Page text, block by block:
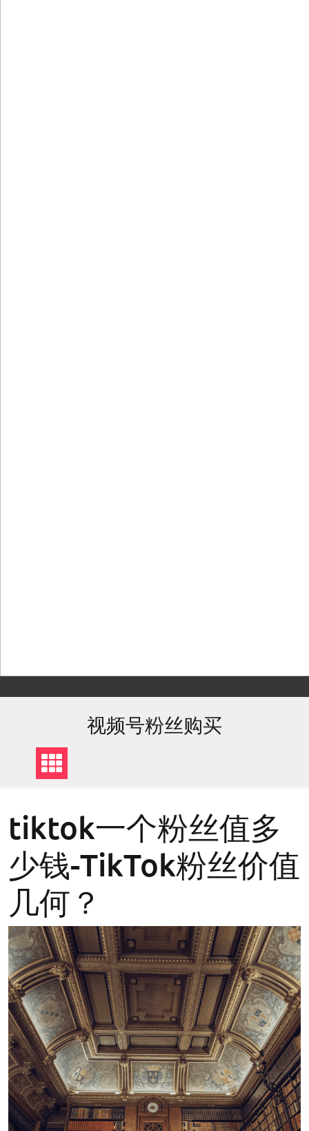
to
视频号粉丝购买
tiktok一个粉丝值多
少钱-TikTok粉丝价值
几何？